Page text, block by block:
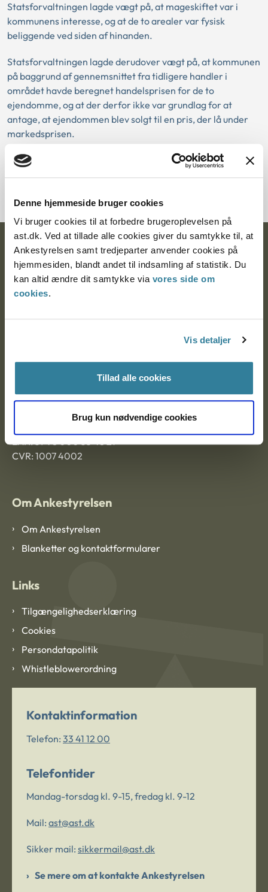
Denne hjemmeside bruger cookies
Vi bruger cookies til at forbedre brugeroplevelsen på
ast.dk. Ved at tillade alle cookies giver du samtykke til, at
Ankestyrelsen samt tredjeparter anvender cookies på
hjemmesiden, blandt andet til indsamling af statistik. Du
kan altid ændre dit samtykke via vores side om
cookies.
Vis detaljer
Tillad alle cookies
Brug kun nødvendige cookies
Statsforvaltningen lagde vægt på, at mageskiftet var i
kommunens interesse, og at de to arealer var fysisk
beliggende ved siden af hinanden.
Statsforvaltningen lagde derudover vægt på, at kommunen
på baggrund af gennemsnittet fra tidligere handler i
området havde beregnet handelsprisen for de to
ejendomme, og at der derfor ikke var grundlag for at
antage, at ejendommen blev solgt til en pris, der lå under
markedsprisen.
Download PDF
Ankestyrelsen
Postadresse:
Nytorv 7, 2. sal
Ankestyrelsen Aalborg
Ankestyrelsen København
EAN: 57 98 000 35 48 21
CVR: 1007 4002
Om Ankestyrelsen
Om Ankestyrelsen
Blanketter og kontaktformularer
Links
Tilgængelighedserklæring
Cookies
Persondatapolitik
Whistleblowerordning
Kontaktinformation
Telefon: 33 41 12 00
Telefontider
Mandag-torsdag kl. 9-15, fredag kl. 9-12
Mail: ast@ast.dk
Sikker mail: sikkermail@ast.dk
Se mere om at kontakte Ankestyrelsen